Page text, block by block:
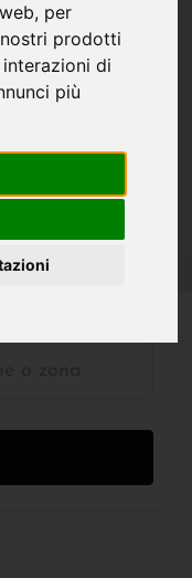
, per
prodotti
di
più